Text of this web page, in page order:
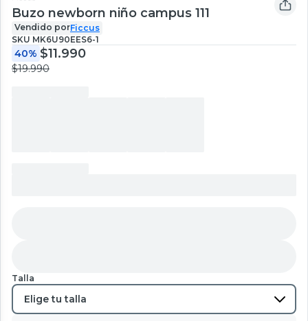
Buzo newborn niño campus 111
Vendido porFiccus
SKU MK6U90EES6-1
40% $11.990
$19.990
Talla